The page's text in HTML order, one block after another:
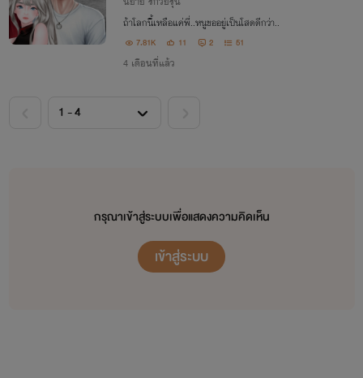
ถ้าโลกนี้เหลือแค่พี่..หนูขออยู่เป็นโสดดีกว่า..
7.81K 11 2 51
4 เดือนที่แล้ว
กรุณาเข้าสู่ระบบเพื่อแสดงความคิดเห็น
เข้าสู่ระบบ